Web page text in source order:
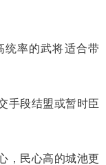
统率的武将适合带
手段结盟或暂时臣
，民心高的城池更